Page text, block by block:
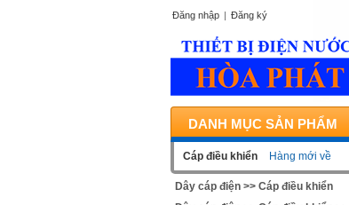
Đăng nhập | Đăng ký
DANH MỤC SẢN PHẨM
Cáp điều khiển Hàng mới về
Dây cáp điện >> Cáp điều khiển